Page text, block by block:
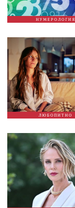
НУМЕРОЛОГИЯ
ЛЮБОПИТНО